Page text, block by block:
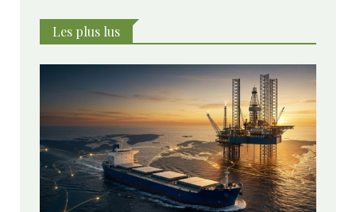
affirme avoir transmis la demande aux autorités
compétentes et annoncé des mesures pour examiner
Les plus lus